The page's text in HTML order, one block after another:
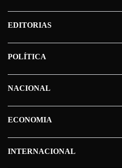
EDITORIAS
POLÍTICA
NACIONAL
ECONOMIA
INTERNACIONAL